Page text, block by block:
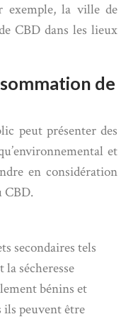
exemple, la ville de
CBD dans les lieux
de
peut présenter des
et
en considération
CBD.
secondaires tels
sécheresse
bénins et
ils peuvent être